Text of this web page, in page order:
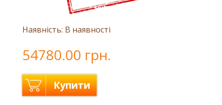
Наявність: В наявності
54780.00 грн.
Купити